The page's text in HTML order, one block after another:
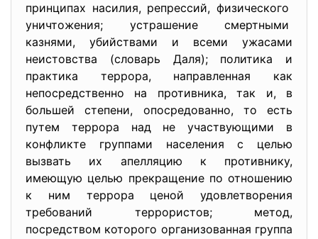
принципах насилия, репрессий, физического
уничтожения; устрашение смертными
казнями, убийствами и всеми ужасами
неистовства (словарь Даля); политика и
практика террора, направленная как
непосредственно на противника, так и, в
большей степени, опосредованно, то есть
путем террора над не участвующими в
конфликте группами населения с целью
вызвать их апелляцию к противнику,
имеющую целью прекращение по отношению
к ним террора ценой удовлетворения
требований террористов; метод,
посредством которого организованная группа